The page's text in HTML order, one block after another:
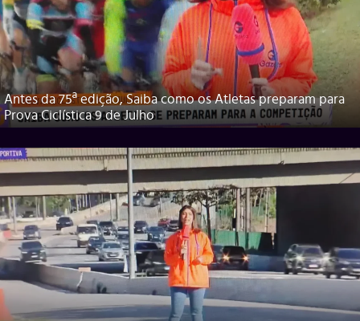
Antes da 75ª edição, Saiba como os Atletas preparam para
Prova Ciclística 9 de Julho